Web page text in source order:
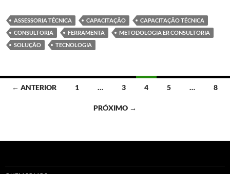
ASSESSORIA TÉCNICA CAPACITAÇÃO
CAPACITAÇÃO TÉCNICA
CONSULTORIA
FERRAMENTA
METODOLOGIA ER CONSULTORIA
SOLUÇÃO
TECNOLOGIA
Navegação
← ANTERIOR 1 … 3 4 5 … 8
PRÓXIMO →